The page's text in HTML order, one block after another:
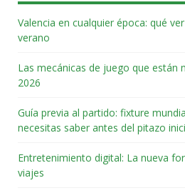
Valencia en cualquier época: qué
verano
Las mecánicas de juego que están
2026
Guía previa al partido: fixture
necesitas saber antes del pitazo
Entretenimiento digital: La nueva
viajes